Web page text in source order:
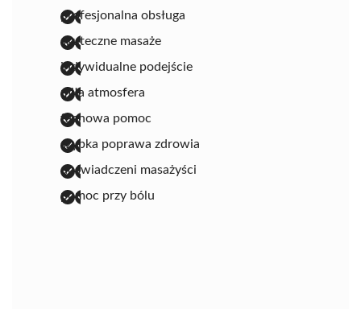
profesjonalna obsługa
skuteczne masaże
indywidualne podejście
miła atmosfera
fachowa pomoc
szybka poprawa zdrowia
doświadczeni masażyści
pomoc przy bólu